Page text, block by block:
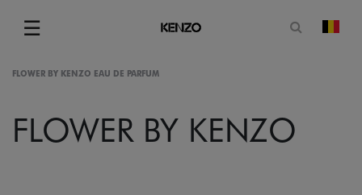
☰
Menu
Ouvrir
FLOWER BY KENZO EAU DE PARFUM
FLOWER BY KENZO